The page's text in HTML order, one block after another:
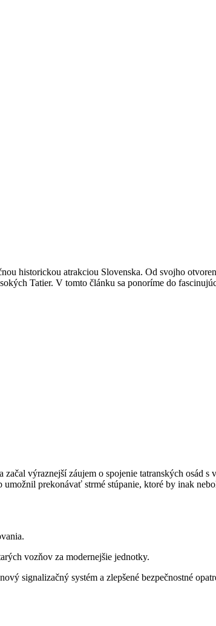
historickou atrakciou Slovenska. Od svojho
Tatier. V tomto článku sa ponoríme do
výraznejší záujem o spojenie tatranských osád
prekonávať strmé stúpanie, ktoré by inak
vozňov za modernejšie jednotky.
signalizačný systém a zlepšené bezpečnostné